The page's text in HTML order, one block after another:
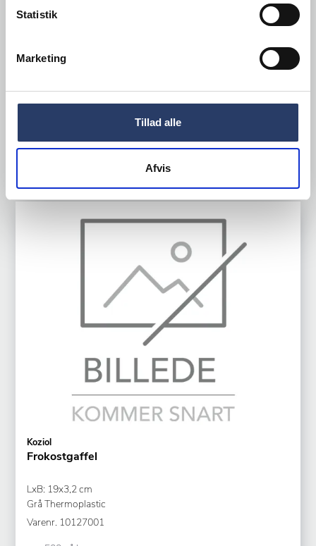
Statistik
Marketing
Tillad alle
Afvis
Grå Bioplast
Koziol
Frokostgaffel
LxB: 19x3,2 cm
Grå Thermoplastic
Varenr. 10127001